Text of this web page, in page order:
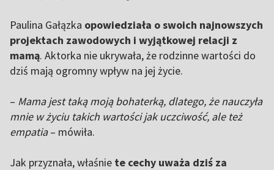
Paulina Gałązka opowiedziała o swoich najnowszych
projektach zawodowych i wyjątkowej relacji z
mamą. Aktorka nie ukrywała, że rodzinne wartości do
dziś mają ogromny wpływ na jej życie.
– Mama jest taką moją bohaterką, dlatego, że nauczyła
mnie w życiu takich wartości jak uczciwość, ale też
empatia– mówiła.
Jak przyznała, właśnie te cechy uważa dziś za